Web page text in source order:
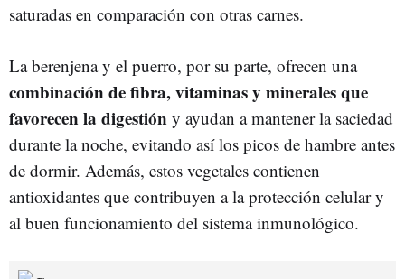
saturadas en comparación con otras carnes.
La berenjena y el puerro, por su parte, ofrecen una
combinación de fibra, vitaminas y minerales que
favorecen la digestión y ayudan a mantener la saciedad
durante la noche, evitando así los picos de hambre antes
de dormir. Además, estos vegetales contienen
antioxidantes que contribuyen a la protección celular y
al buen funcionamiento del sistema inmunológico.